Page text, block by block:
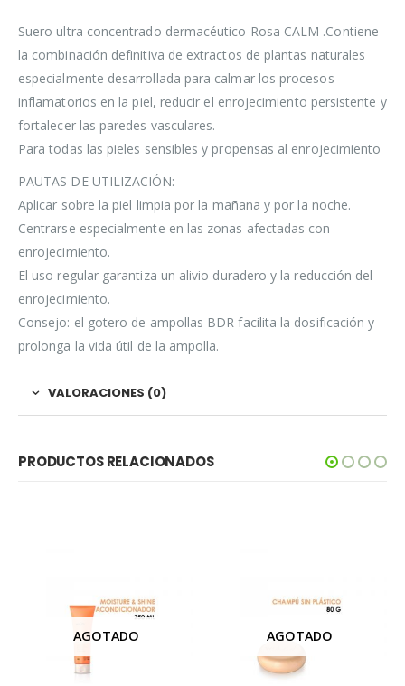
Suero ultra concentrado dermacéutico Rosa CALM .Contiene
la combinación definitiva de extractos de plantas naturales
especialmente desarrollada para calmar los procesos
inflamatorios en la piel, reducir el enrojecimiento persistente y
fortalecer las paredes vasculares.
Para todas las pieles sensibles y propensas al enrojecimiento
PAUTAS DE UTILIZACIÓN:
Aplicar sobre la piel limpia por la mañana y por la noche.
Centrarse especialmente en las zonas afectadas con
enrojecimiento.
El uso regular garantiza un alivio duradero y la reducción del
enrojecimiento.
Consejo: el gotero de ampollas BDR facilita la dosificación y
prolonga la vida útil de la ampolla.
VALORACIONES (0)
PRODUCTOS RELACIONADOS
AGOTADO AGOTADO